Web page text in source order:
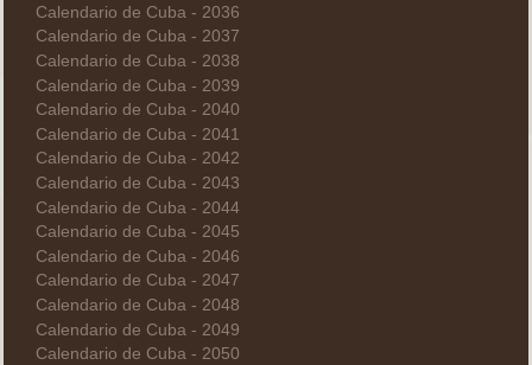
Calendario de Cuba - 2036
Calendario de Cuba - 2037
Calendario de Cuba - 2038
Calendario de Cuba - 2039
Calendario de Cuba - 2040
Calendario de Cuba - 2041
Calendario de Cuba - 2042
Calendario de Cuba - 2043
Calendario de Cuba - 2044
Calendario de Cuba - 2045
Calendario de Cuba - 2046
Calendario de Cuba - 2047
Calendario de Cuba - 2048
Calendario de Cuba - 2049
Calendario de Cuba - 2050